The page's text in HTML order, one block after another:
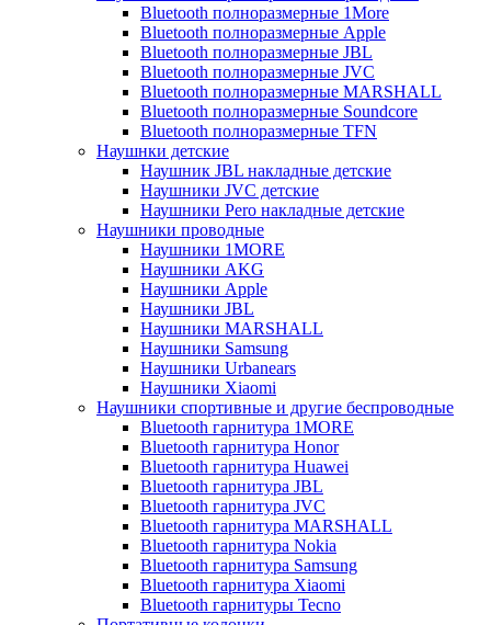
Bluetooth полноразмерные 1More
Bluetooth полноразмерные Apple
Bluetooth полноразмерные JBL
Bluetooth полноразмерные JVC
Bluetooth полноразмерные MARSHALL
Bluetooth полноразмерные Soundcore
Bluetooth полноразмерные TFN
Наушнки детские
Наушник JBL накладные детские
Наушники JVC детские
Наушники Pero накладные детские
Наушники проводные
Наушники 1MORE
Наушники AKG
Наушники Apple
Наушники JBL
Наушники MARSHALL
Наушники Samsung
Наушники Urbanears
Наушники Xiaomi
Наушники спортивные и другие беспроводные
Bluetooth гарнитура 1MORE
Bluetooth гарнитура Honor
Bluetooth гарнитура Huawei
Bluetooth гарнитура JBL
Bluetooth гарнитура JVC
Bluetooth гарнитура MARSHALL
Bluetooth гарнитура Nokia
Bluetooth гарнитура Samsung
Bluetooth гарнитура Xiaomi
Bluetooth гарнитуры Tecno